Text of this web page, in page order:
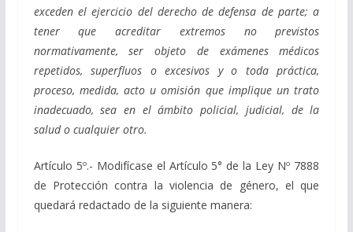
exceden el ejercicio del derecho de defensa de parte; a
tener que acreditar extremos no previstos
normativamente, ser objeto de exámenes médicos
repetidos, superfluos o excesivos y o toda práctica,
proceso, medida,acto u omisión que implique un trato
inadecuado, sea en el ámbito policial, judicial, de la
salud o cualquier otro.
Artículo 5º.- Modifícase el Artículo 5° de la Ley Nº 7888
de Protección contra la violencia de género, el que
quedará redactado de la siguiente manera: